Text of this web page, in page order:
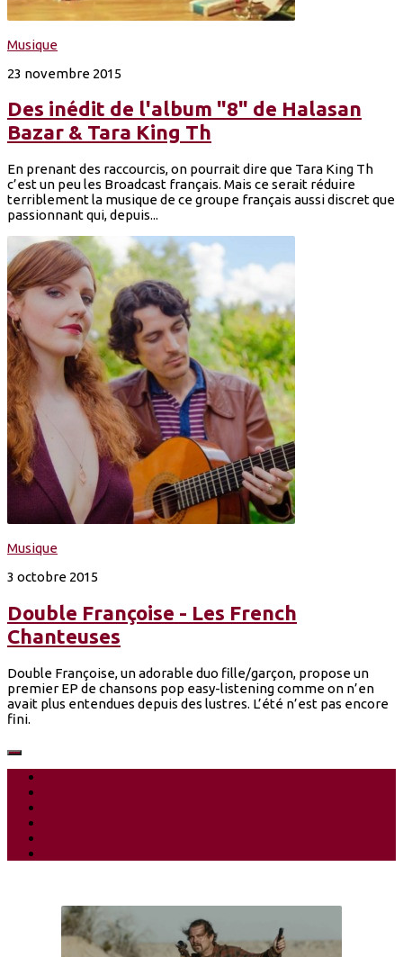
Musique
23 novembre 2015
Des inédit de l'album "8" de Halasan
Bazar & Tara King Th
En prenant des raccourcis, on pourrait dire que Tara King Th
c’est un peu les Broadcast français. Mais ce serait réduire
terriblement la musique de ce groupe français aussi discret que
passionnant qui, depuis...
Musique
3 octobre 2015
Double Françoise - Les French
Chanteuses
Double Françoise, un adorable duo fille/garçon, propose un
premier EP de chansons pop easy-listening comme on n’en
avait plus entendues depuis des lustres. L’été n’est pas encore
fini.